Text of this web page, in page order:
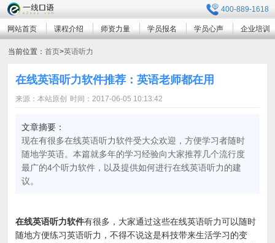
400-889-1618
网站首页 课程介绍 师资力量 学员报名 学员心声 企业培训
当前位置：首页>英语听力
在线英语听力软件推荐：英语老师都在用
来源：本站原创 时间：2017-06-05 10:13:42
文章摘要：
现在有很多在线英语听力软件受大众欢迎，方便学习者随时
随地学英语。本篇就多年的学习经验向大家推荐几个流行度
最广的4个听力软件，以及提供如何进行在线英语听力的建
议。
在线英语听力软件有很多，大家通过这些在线英语听力可以随时
随地方便练习英语听力，不得不说这是科技带来生活学习的变